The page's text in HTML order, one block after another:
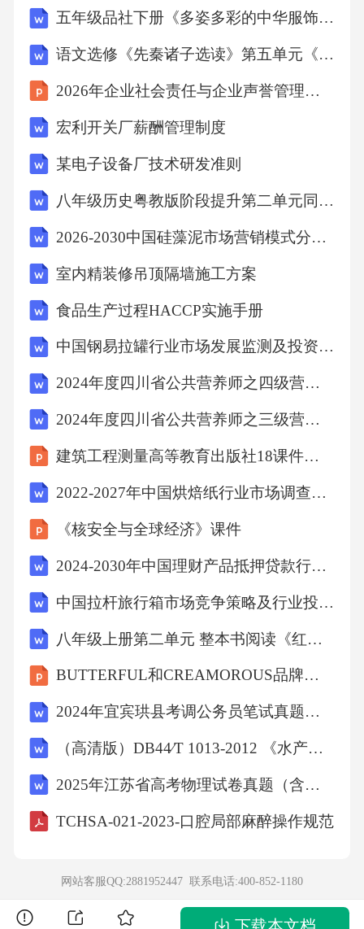
D.3000℃
胡萝卜素来说，下列哪种物质是必需的（）。
A.盐酸
B.胆盐
D.胆固醇
【答案】B11、水苏糖在碳水化合物中属于哪类
糖（）。
B.双糖
C.寡糖
D.多糖
【答案】C12、下列有关氟的食物含量，一般来
说，其正确说法为（）。
B.植物食品＜动物食品
C.l海水食品＜淡水食品
D.红肉动物＞海鱼类
五年级品社下册《多姿多彩的中华服饰》教案 冀教版
语文选修《先秦诸子选读》第五单元《庄子》选读鹏之徙于南冥教案
2026年企业社会责任与企业声誉管理策略
宏利开关厂薪酬管理制度
某电子设备厂技术研发准则
八年级历史粤教版阶段提升第二单元同步测试卷基础版A卷
2026-2030中国硅藻泥市场营销模式分析及前景供需深度评估研究报告
室内精装修吊顶隔墙施工方案
食品生产过程HACCP实施手册
中国钢易拉罐行业市场发展监测及投资潜力预测报告
2024年度四川省公共营养师之四级营养师题库检测试卷B卷附答案
2024年度四川省公共营养师之三级营养师考前冲刺试卷B卷含答案
建筑工程测量高等教育出版社18课件讲解
2022-2027年中国烘焙纸行业市场调查研究及投资战略研究报告
《核安全与全球经济》课件
2024-2030年中国理财产品抵押贷款行业发展运行现状及投资潜力预测报告
中国拉杆旅行箱市场竞争策略及行业投资潜力预测报告
八年级上册第二单元 整本书阅读《红星照耀中国》 怎样读红色经典作品 公开课一等奖创新教学设计-【课堂无忧】新课标同步核心素养课堂
BUTTERFUL和CREAMOROUS品牌资料全收录
2024年宜宾珙县考调公务员笔试真题及答案
（高清版）DB44∕T 1013-2012 《水产品鲜度指标K值的测定》
2025年江苏省高考物理试卷真题（含答案）
TCHSA-021-2023-口腔局部麻醉操作规范
网站客服QQ:2881952447 联系电话:400-852-1180